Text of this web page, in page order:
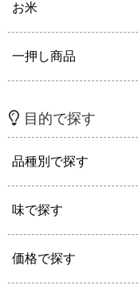
お米
一押し商品
目的で探す
品種別で探す
味で探す
価格で探す